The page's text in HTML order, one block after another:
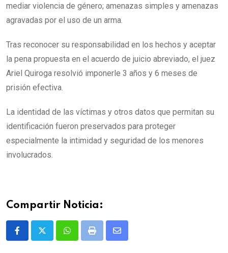
mediar violencia de género; amenazas simples y amenazas
agravadas por el uso de un arma.
Tras reconocer su responsabilidad en los hechos y aceptar
la pena propuesta en el acuerdo de juicio abreviado, el juez
Ariel Quiroga resolvió imponerle 3 años y 6 meses de
prisión efectiva.
La identidad de las víctimas y otros datos que permitan su
identificación fueron preservados para proteger
especialmente la intimidad y seguridad de los menores
involucrados.
Compartir Noticia:
WhatsappPrint
Share